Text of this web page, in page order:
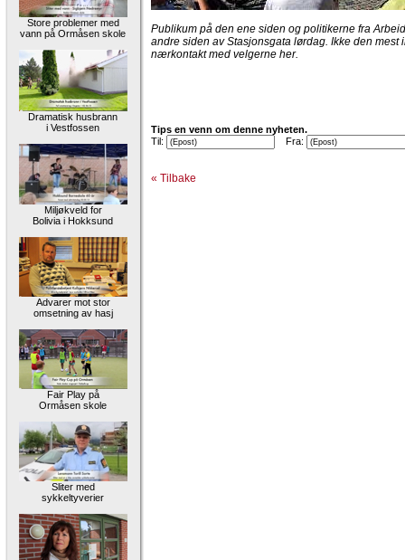
Store problemer med
vann på Ormåsen skole
Dramatisk husbrann
i Vestfossen
Miljøkveld for
Bolivia i Hokksund
Advarer mot stor
omsetning av hasj
Fair Play på
Ormåsen skole
Sliter med
sykkeltyverier
Publikum på den ene siden og politikerne fra
andre siden av Stasjonsgata lørdag. Ikke den mest
nærkontakt med velgerne her.
Tips en venn om denne nyheten.
Til:
Fra:
« Tilbake